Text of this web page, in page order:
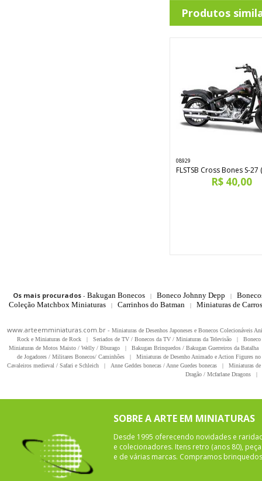
Produtos
08929
FLSTSB Cross Bones S-27
R$ 40,00
Os mais procurados- Bakugan Bonecos | Boneco Johnny Depp |
Coleção Matchbox Miniaturas
| Carrinhos do Batman | Miniaturas de
www.arteemminiaturas.com.br - Miniaturas de Desenhos Japoneses e Bonecos Colecionáveis
Rock e Miniaturas de Rock
| Seriados de TV / Bonecos da TV / Miniaturas da Televisão |
Miniaturas de Motos Maisto / Welly / Bburago
| Bakugan Brinquedos / Bakugan Guerreiros da Batalha
de Jogadores / Militares Bonecos/ Caminhões
|
Miniaturas de Desenho Animado e Action Figures
Cavaleiros medieval / Safari e Schleich
| Anne Geddes bonecas / Anne Guedes bonecas |
Miniaturas
Dragão / Mcfarlane Dragons
|
SOBRE A ARTE EM MINIATURAS
Desde 1995 oferecendo novidades e
e colecionadores. Itens retro (anos 80),
e de várias marcas. Compramos